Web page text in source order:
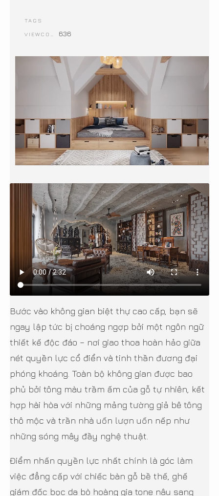
TAGS
636
Bước vào không gian biệt thự cao cấp, bạn sẽ
ngay lập tức bị choáng ngợp bởi một ngôn ngữ
thiết kế độc đáo – nơi giao thoa hoàn hảo giữa
nét quyền lực cổ điển và tinh thần đương đại
phóng khoáng. Toàn bộ không gian được bao
phủ bởi tông màu trầm ấm của gỗ tự nhiên, kết
hợp hài hòa với những mảng tường giả bê tông
thô mộc và trần nhà uốn lượn uốn nếp như
những sóng mây đầy nghệ thuật.
Điểm nhấn quyền lực nhất chính là góc làm
việc đẳng cấp với chiếc bàn gỗ bề thế, ghế
giám đốc bọc da bò hoàng gia tone nâu sang